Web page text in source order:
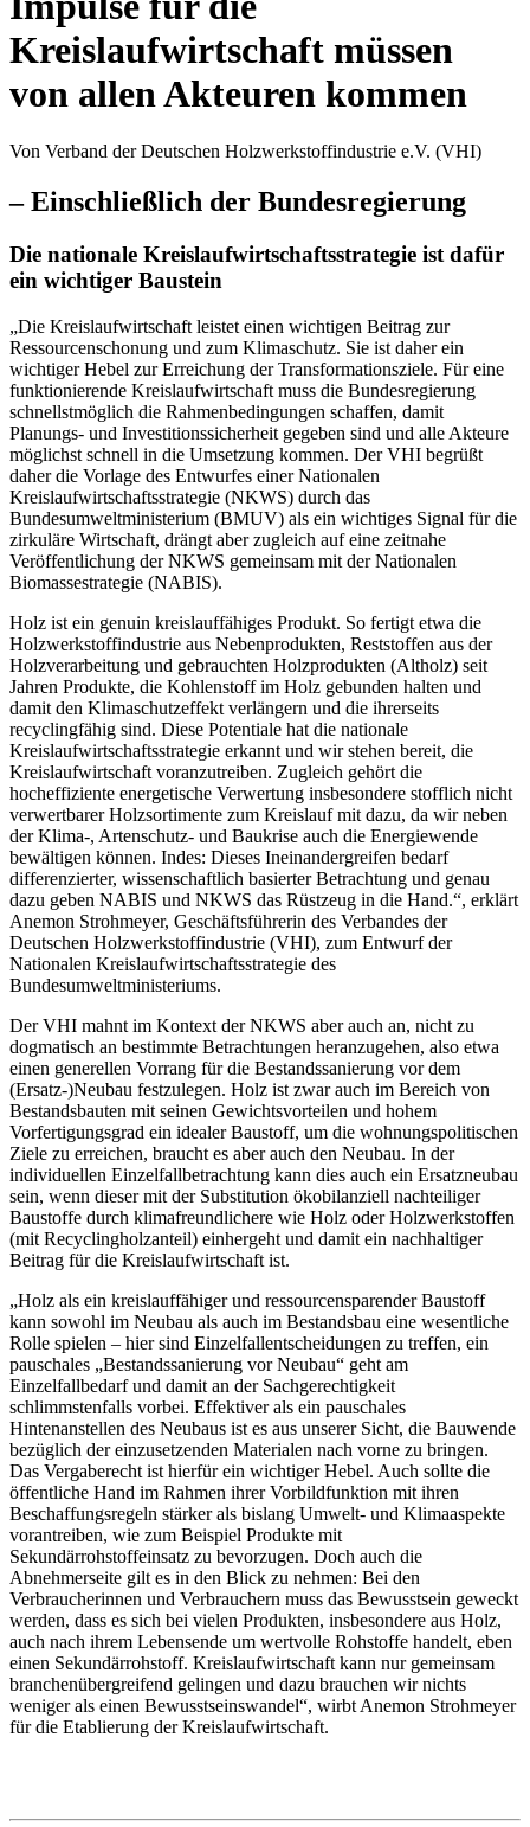
Kreislaufwirtschaft müssen
von allen Akteuren kommen
Von Verband der Deutschen Holzwerkstoffindustrie e.V. (VHI)
– Einschließlich der Bundesregierung
Die nationale Kreislaufwirtschaftsstrategie ist dafür
ein wichtiger Baustein
„Die Kreislaufwirtschaft leistet einen wichtigen Beitrag zur
Ressourcenschonung und zum Klimaschutz. Sie ist daher ein
wichtiger Hebel zur Erreichung der Transformationsziele. Für eine
funktionierende Kreislaufwirtschaft muss die Bundesregierung
schnellstmöglich die Rahmenbedingungen schaffen, damit
Planungs- und Investitionssicherheit gegeben sind und alle Akteure
möglichst schnell in die Umsetzung kommen. Der VHI begrüßt
daher die Vorlage des Entwurfes einer Nationalen
Kreislaufwirtschaftsstrategie (NKWS) durch das
Bundesumweltministerium (BMUV) als ein wichtiges Signal für die
zirkuläre Wirtschaft, drängt aber zugleich auf eine zeitnahe
Veröffentlichung der NKWS gemeinsam mit der Nationalen
Biomassestrategie (NABIS).
Holz ist ein genuin kreislauffähiges Produkt. So fertigt etwa die
Holzwerkstoffindustrie aus Nebenprodukten, Reststoffen aus der
Holzverarbeitung und gebrauchten Holzprodukten (Altholz) seit
Jahren Produkte, die Kohlenstoff im Holz gebunden halten und
damit den Klimaschutzeffekt verlängern und die ihrerseits
recyclingfähig sind. Diese Potentiale hat die nationale
Kreislaufwirtschaftsstrategie erkannt und wir stehen bereit, die
Kreislaufwirtschaft voranzutreiben. Zugleich gehört die
hocheffiziente energetische Verwertung insbesondere stofflich nicht
verwertbarer Holzsortimente zum Kreislauf mit dazu, da wir neben
der Klima-, Artenschutz- und Baukrise auch die Energiewende
bewältigen können. Indes: Dieses Ineinandergreifen bedarf
differenzierter, wissenschaftlich basierter Betrachtung und genau
dazu geben NABIS und NKWS das Rüstzeug in die Hand.“, erklärt
Anemon Strohmeyer, Geschäftsführerin des Verbandes der
Deutschen Holzwerkstoffindustrie (VHI), zum Entwurf der
Nationalen Kreislaufwirtschaftsstrategie des
Bundesumweltministeriums.
Der VHI mahnt im Kontext der NKWS aber auch an, nicht zu
dogmatisch an bestimmte Betrachtungen heranzugehen, also etwa
einen generellen Vorrang für die Bestandssanierung vor dem
(Ersatz-)Neubau festzulegen. Holz ist zwar auch im Bereich von
Bestandsbauten mit seinen Gewichtsvorteilen und hohem
Vorfertigungsgrad ein idealer Baustoff, um die wohnungspolitischen
Ziele zu erreichen, braucht es aber auch den Neubau. In der
individuellen Einzelfallbetrachtung kann dies auch ein Ersatzneubau
sein, wenn dieser mit der Substitution ökobilanziell nachteiliger
Baustoffe durch klimafreundlichere wie Holz oder Holzwerkstoffen
(mit Recyclingholzanteil) einhergeht und damit ein nachhaltiger
Beitrag für die Kreislaufwirtschaft ist.
„Holz als ein kreislauffähiger und ressourcensparender Baustoff
kann sowohl im Neubau als auch im Bestandsbau eine wesentliche
Rolle spielen – hier sind Einzelfallentscheidungen zu treffen, ein
pauschales „Bestandssanierung vor Neubau“ geht am
Einzelfallbedarf und damit an der Sachgerechtigkeit
schlimmstenfalls vorbei. Effektiver als ein pauschales
Hintenanstellen des Neubaus ist es aus unserer Sicht, die Bauwende
bezüglich der einzusetzenden Materialen nach vorne zu bringen.
Das Vergaberecht ist hierfür ein wichtiger Hebel. Auch sollte die
öffentliche Hand im Rahmen ihrer Vorbildfunktion mit ihren
Beschaffungsregeln stärker als bislang Umwelt- und Klimaaspekte
vorantreiben, wie zum Beispiel Produkte mit
Sekundärrohstoffeinsatz zu bevorzugen. Doch auch die
Abnehmerseite gilt es in den Blick zu nehmen: Bei den
Verbraucherinnen und Verbrauchern muss das Bewusstsein geweckt
werden, dass es sich bei vielen Produkten, insbesondere aus Holz,
auch nach ihrem Lebensende um wertvolle Rohstoffe handelt, eben
einen Sekundärrohstoff. Kreislaufwirtschaft kann nur gemeinsam
branchenübergreifend gelingen und dazu brauchen wir nichts
weniger als einen Bewusstseinswandel“, wirbt Anemon Strohmeyer
für die Etablierung der Kreislaufwirtschaft.